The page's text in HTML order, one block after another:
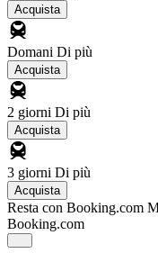
Acquista
Domani Di più
Acquista
2 giorni Di più
Acquista
3 giorni Di più
Acquista
Resta con Booking.com
Booking.com